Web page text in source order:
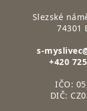
Slezské
74301
s-
+420
IČO:
DIČ: